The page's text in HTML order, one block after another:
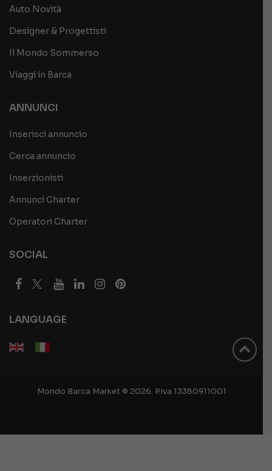
Auto Novità
Designer & Progettisti
Il Mondo Sommerso
Viaggi in Barca
ANNUNCI
Inserisci annuncio
Cerca annuncio
Inserzionisti
Annunci Charter
Operatori Charter
SOCIAL
LANGUAGE
Mondo Barca Market © 2026. P.iva 13380911001